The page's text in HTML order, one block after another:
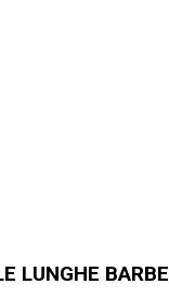
LUNGHE BARBE